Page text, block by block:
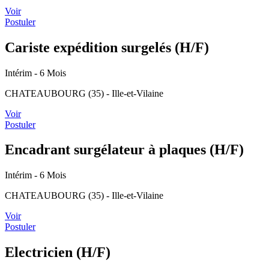
Voir
Postuler
Cariste expédition surgelés (H/F)
Intérim - 6 Mois
CHATEAUBOURG (35) - Ille-et-Vilaine
Voir
Postuler
Encadrant surgélateur à plaques (H/F)
Intérim - 6 Mois
CHATEAUBOURG (35) - Ille-et-Vilaine
Voir
Postuler
Electricien (H/F)